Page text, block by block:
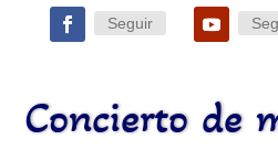
Seguir
Concierto de